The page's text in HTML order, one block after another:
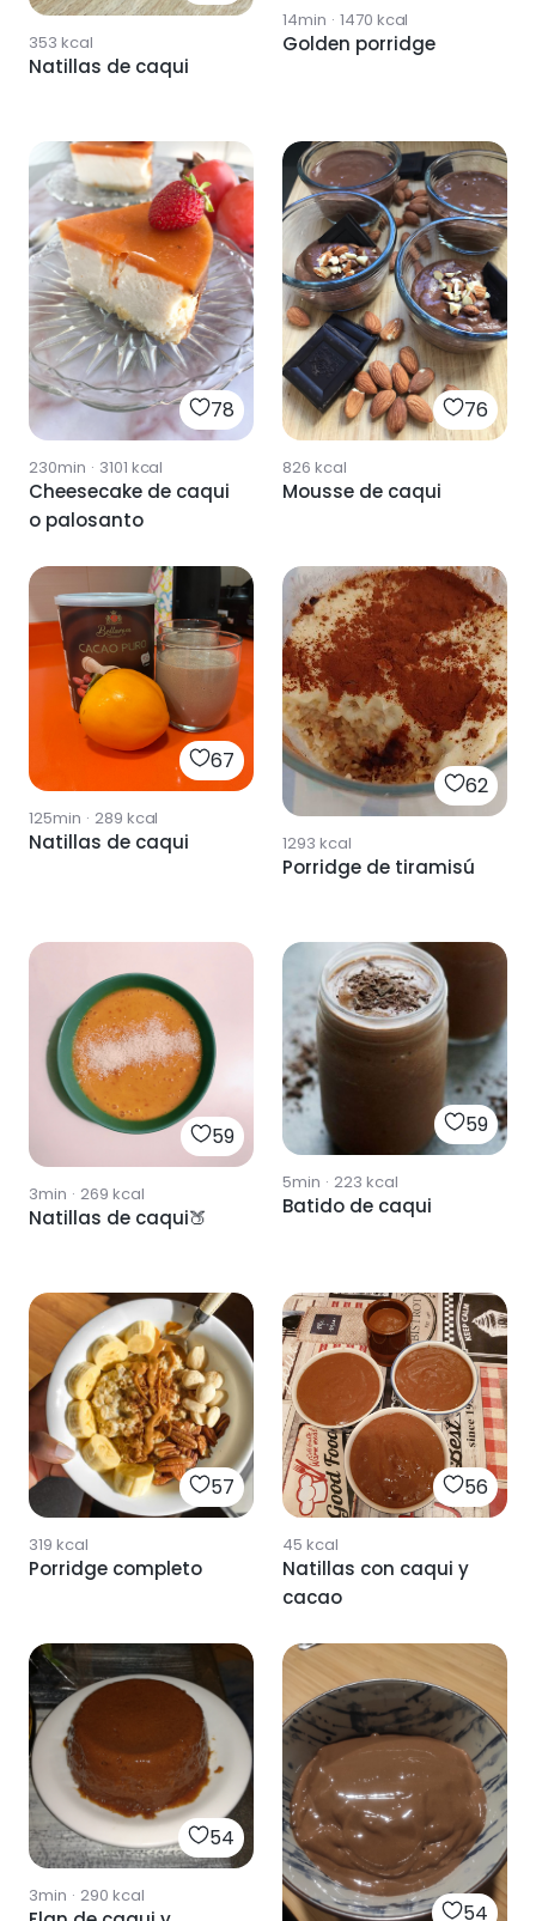
353 kcal
Natillas de caqui
14min · 1470 kcal
Golden porridge
78
230min · 3101 kcal
Cheesecake de caqui
o palosanto
76
826 kcal
Mousse de caqui
67
125min · 289 kcal
Natillas de caqui
62
1293 kcal
Porridge de tiramisú
59
3min · 269 kcal
Natillas de caqui🍑
59
5min · 223 kcal
Batido de caqui
57
319 kcal
Porridge completo
56
45 kcal
Natillas con caqui y
cacao
54
3min · 290 kcal
54